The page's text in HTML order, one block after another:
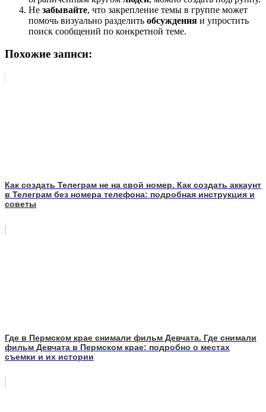
Не забывайте, что закрепление темы в группе может
помочь визуально разделить обсуждения и упростить
поиск сообщений по конкретной теме.
Похожие записи:
Как создать Телеграм не на свой номер. Как создать аккаунт
в Телеграм без номера телефона: подробная инструкция и
советы
Где в Пермском крае снимали фильм Девчата. Где снимали
фильм Девчата в Пермском крае: подробно о местах
съемки и их истории